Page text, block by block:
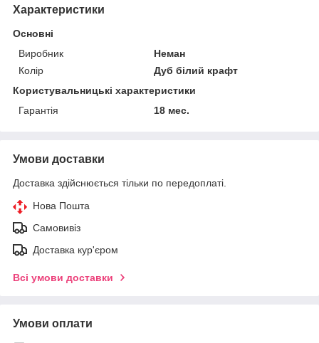
Характеристики
Основні
Виробник
Неман
Колір
Дуб білий крафт
Користувальницькі характеристики
Гарантія
18 мес.
Умови доставки
Доставка здійснюється тільки по передоплаті.
Нова Пошта
Самовивіз
Доставка кур'єром
Всі умови доставки
Умови оплати